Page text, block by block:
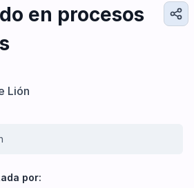
en procesos
Lión
por: